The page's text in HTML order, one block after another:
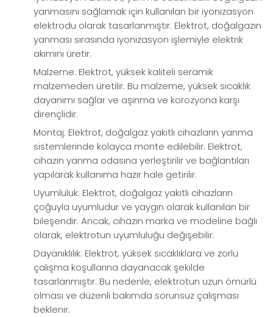
yanmasını sağlamak için kullanılan bir iyonizasyon
elektrodu olarak tasarlanmıştır. Elektrot, doğalgazın
yanması sırasında iyonizasyon işlemiyle elektrik
akımını üretir.
Malzeme: Elektrot, yüksek kaliteli seramik
malzemeden üretilir. Bu malzeme, yüksek sıcaklık
dayanımı sağlar ve aşınma ve korozyona karşı
dirençlidir.
Montaj: Elektrot, doğalgaz yakıtlı cihazların yanma
sistemlerinde kolayca monte edilebilir. Elektrot,
cihazın yanma odasına yerleştirilir ve bağlantıları
yapılarak kullanıma hazır hale getirilir.
Uyumluluk: Elektrot, doğalgaz yakıtlı cihazların
çoğuyla uyumludur ve yaygın olarak kullanılan bir
bileşendir. Ancak, cihazın marka ve modeline bağlı
olarak, elektrotun uyumluluğu değişebilir.
Dayanıklılık: Elektrot, yüksek sıcaklıklara ve zorlu
çalışma koşullarına dayanacak şekilde
tasarlanmıştır. Bu nedenle, elektrotun uzun ömürlü
olması ve düzenli bakımda sorunsuz çalışması
beklenir.